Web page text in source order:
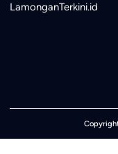
LamonganTerkini.id